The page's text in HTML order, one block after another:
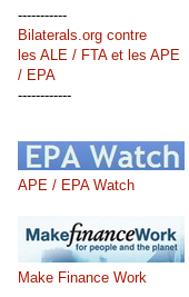
-----------
Bilaterals.org contre
les ALE / FTA et les APE
/ EPA
------------
APE / EPA Watch
Make Finance Work